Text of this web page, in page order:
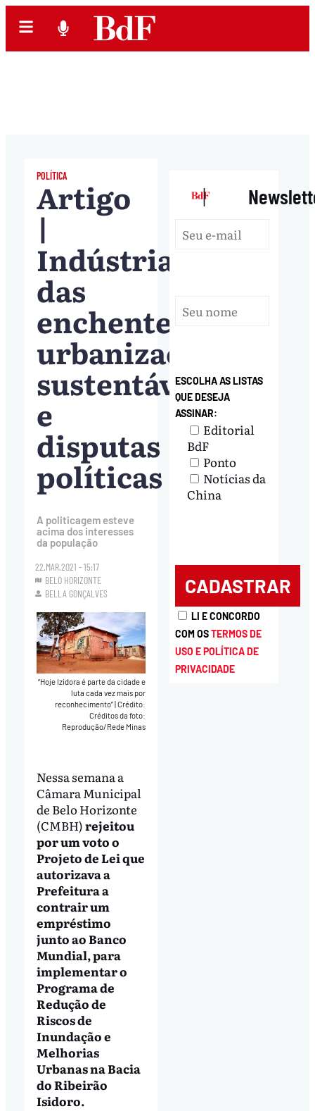
POLÍTICA
Artigo
|
Indústria
das
enchentes,
urbanização
sustentável
e
disputas
políticas
A politicagem esteve
acima dos interesses
da população
22.MAR.2021 - 15:17
BELO HORIZONTE
BELLA GONÇALVES
“Hoje Izidora é parte da cidade e
luta cada vez mais por
reconhecimento” Crédito:
Créditos da foto:
Reprodução/Rede Minas
Nessa semana a
Câmara Municipal
de Belo Horizonte
(CMBH)rejeitou
por um voto o
Projeto de Lei que
autorizava a
Prefeitura a
contrair um
empréstimo
junto ao Banco
Mundial, para
implementar o
Programa de
Redução de
Riscos de
Inundação e
Melhorias
Urbanas na Bacia
do Ribeirão
Isidoro.
|
ESCOLHA AS LISTAS
QUE DESEJA
ASSINAR:
Editorial
BdF
Ponto
Notícias da
China
LI E CONCORDO
COM OSTERMOS DE
USO E POLÍTICA DE
PRIVACIDADE